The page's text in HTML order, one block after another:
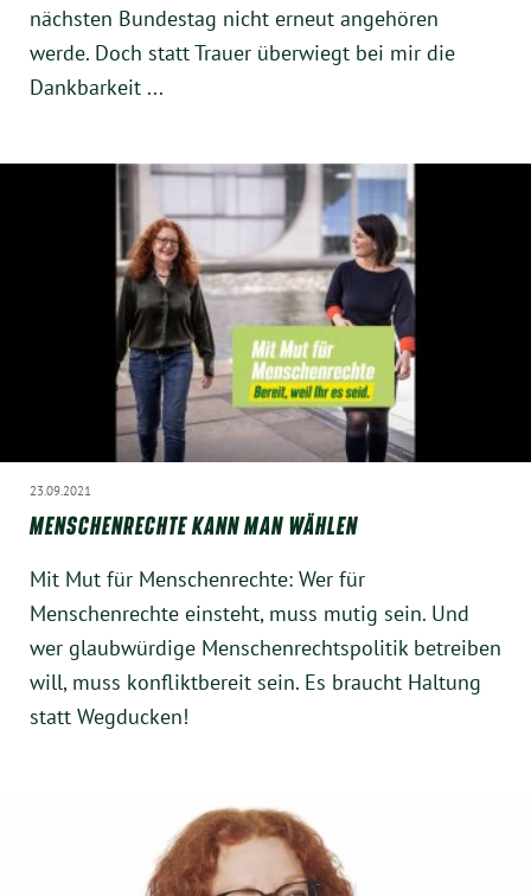
nächsten Bundestag nicht erneut angehören
werde. Doch statt Trauer überwiegt bei mir die
Dankbarkeit ...
23.09.2021
MENSCHENRECHTE KANN MAN WÄHLEN
Mit Mut für Menschenrechte: Wer für
Menschenrechte einsteht, muss mutig sein. Und
wer glaubwürdige Menschenrechtspolitik betreiben
will, muss konfliktbereit sein. Es braucht Haltung
statt Wegducken!